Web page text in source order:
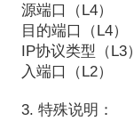
源端口（ L4）
目的端口（ L4）
IP协议类型（ L3）
入端口（ L2）
3. 特殊说明：